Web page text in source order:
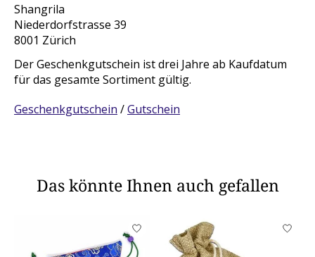
Shangrila
Niederdorfstrasse 39
8001 Zürich
Der Geschenkgutschein ist drei Jahre ab Kaufdatum
für das gesamte Sortiment gültig.
Geschenkgutschein /Gutschein
Das könnte Ihnen auch gefallen
Produkt-Karussell-Artikel